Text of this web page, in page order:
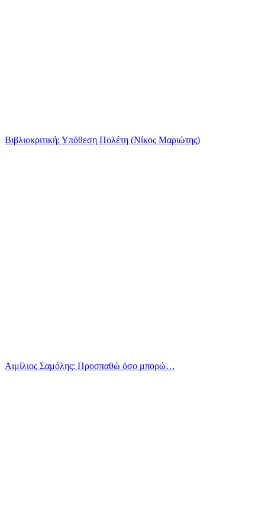
Βιβλιοκριτική: Υπόθεση Πολέτη (Νίκος Μαριώτης)
Αιμίλιος Σαμόλης: Προσπαθώ όσο μπορώ…